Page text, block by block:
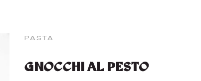
PASTA
GNOCCHI AL PESTO